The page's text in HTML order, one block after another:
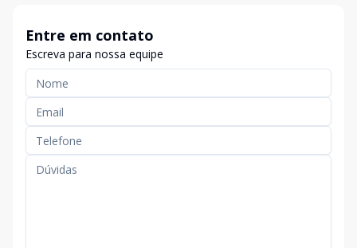
Entre em contato
Escreva para nossa equipe